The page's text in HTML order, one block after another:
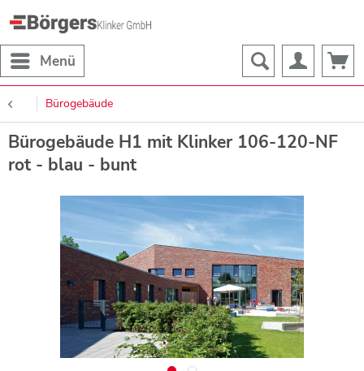
Menü
Bürogebäude
Bürogebäude H1 mit Klinker 106-120-NF
rot - blau - bunt